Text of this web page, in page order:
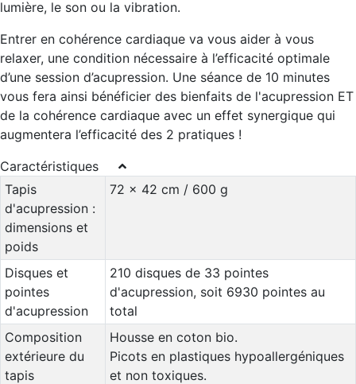
lumière, le son ou la vibration.
Entrer en cohérence cardiaque va vous aider à vous
relaxer, une condition nécessaire à l’efficacité optimale
d’une session d’acupression. Une séance de 10 minutes
vous fera ainsi bénéficier des bienfaits de l'acupression ET
de la cohérence cardiaque avec un effet synergique qui
augmentera l’efficacité des 2 pratiques !
Caractéristiques
Tapis
d'acupression :
dimensions et
poids
72 x 42 cm / 600 g
Disques et
pointes
d'acupression
210 disques de 33 pointes
d'acupression, soit 6930 pointes au
total
Composition
extérieure du
tapis
Housse en coton bio.
Picots en plastiques hypoallergéniques
et non toxiques.